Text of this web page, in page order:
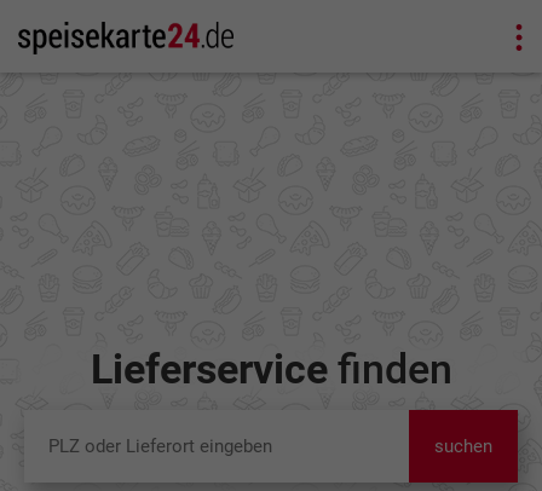
Lieferservicefinden
suchen